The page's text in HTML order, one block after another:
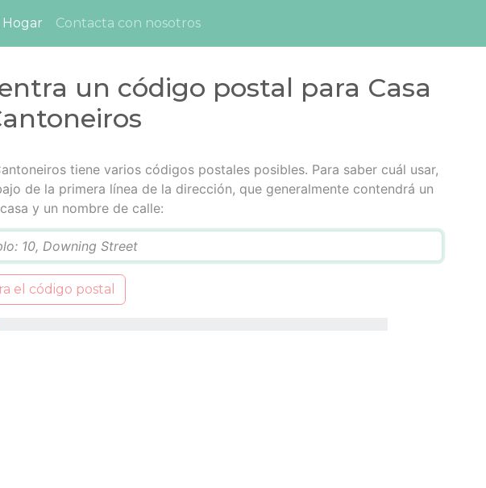
Hogar (current)
Contacta con nosotros
un código postal para Casa
tiene varios códigos postales posibles. Para saber cuál usar,
de la primera línea de la dirección, que generalmente contendrá un
y un nombre de calle:
el código postal